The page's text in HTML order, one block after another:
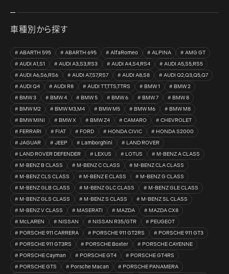
車種別から探す
ABARTH 595 ABARTH 695 AlfaRomeo ALPINA
AMG GT
AUDI A1,S1
AUDI A3,S3,RS3 AUDI A4,S4,RS4
AUDI A5,S5,RS5
AUDI A6,S6,RS6
AUDI A7,S7,RS7 AUDI A8,S8
AUDI Q2,Q3,Q5,Q7
AUDI Q4
AUDI R8 AUDI TT,TTS,TTRS BMW 1
BMW 2
BMW 3
BMW 4 BMW 5 BMW 6 BMW 7
BMW 8
BMW M2
BMW M3,M4 BMW M5 BMW M6
BMW M8
BMW MINI
BMW X BMW Z4 CAMARO
CHEVROLET
FERRARI
FIAT FORD HONDA CIVIC
HONDA S2000
JAGUAR
JEEP Lamborghini
LAND ROVER
LAND ROVER DEFENDER
LEXUS LOTUS
M-BENZ A CLASS
M-BENZ B CLASS
M-BENZ C CLASS
M-BENZ CLA CLASS
M-BENZ CLS CLASS
M-BENZ E CLASS
M-BENZ G CLASS
M-BENZ GLB CLASS
M-BENZ GLC CLASS
M-BENZ GLE CLASS
M-BENZ GLS CLASS
M-BENZ S CLASS
M-BENZ SL CLASS
M-BENZ V CLASS
MASERATI MAZDA
MAZDA CX8
McLAREN
NISSAN NISSAN R35/GTR
PEUGEOT
PORSCHE 911 CARRERA
PORSCHE 911 GT2RS
PORSCHE 911 GT3
PORSCHE 911 GT3RS
PORSCHE Boxter
PORSCHE CAYENNE
PORSCHE Cayman
PORSCHE GT4
PORSCHE GT4RS
PORSCHE GTS
Porsche Macan
PORSCHE PANAMERA